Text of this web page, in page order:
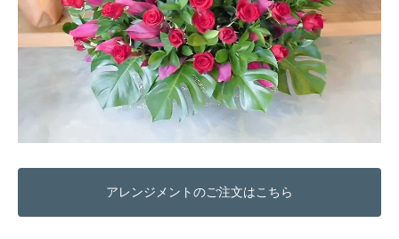
アレンジメントのご注文はこちら